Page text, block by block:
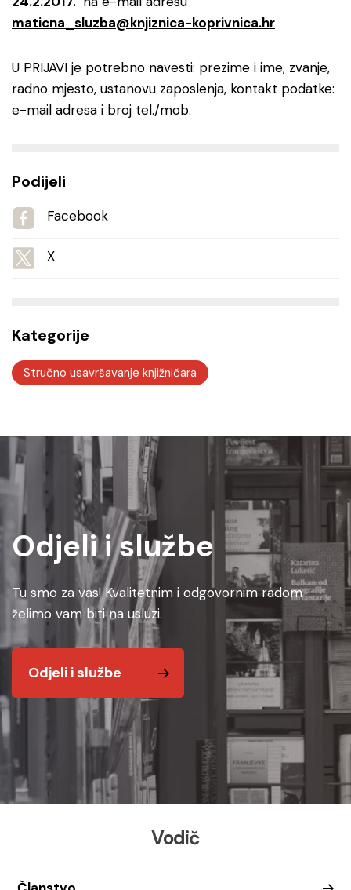
maticna_sluzba@knjiznica-koprivnica.hr
U PRIJAVI je potrebno navesti: prezime i ime, zvanje,
radno mjesto, ustanovu zaposlenja, kontakt podatke:
e-mail adresa i broj tel./mob.
Podijeli
Facebook
X
Kategorije
Stručno usavršavanje knjižničara
Odjeli i službe
Tu smo za vas! Kvalitetnim i odgovornim radom
želimo vam biti na usluzi.
Odjeli i službe
Vodič